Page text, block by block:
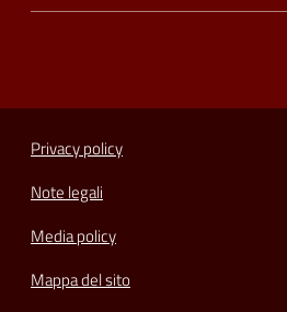
Privacy policy
Note legali
Media policy
Mappa del sito